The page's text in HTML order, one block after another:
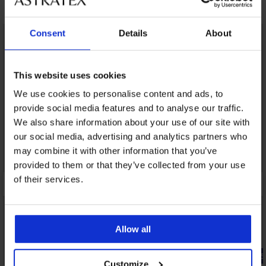
Consent Details About
This website uses cookies
We use cookies to personalise content and ads, to
provide social media features and to analyse our traffic.
We also share information about your use of our site with
our social media, advertising and analytics partners who
may combine it with other information that you’ve
provided to them or that they’ve collected from your use
of their services.
Allow all
Customize
Talán tetszeni fog
-25% ALL25